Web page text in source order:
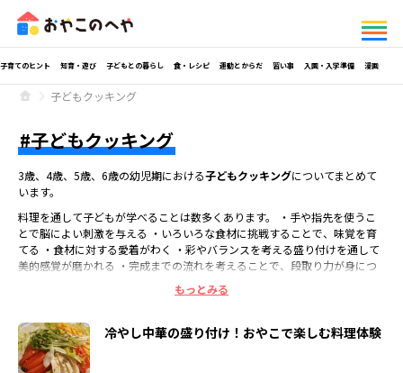
子育てのヒント 知育・遊び 子どもとの暮らし 食・レシピ 運動とからだ 習い事 入園・入学準備 漫画
子どもクッキング
子どもクッキング
3歳、4歳、5歳、6歳の幼児期における子どもクッキングについてまとめて
います。
料理を通して子どもが学べることは数多くあります。 ・手や指先を使うこ
とで脳によい刺激を与える ・いろいろな食材に挑戦することで、味覚を育
てる ・食材に対する愛着がわく ・彩やバランスを考える盛り付けを通して
美的感覚が磨かれる ・完成までの流れを考えることで、段取り力が身につ
く ・化学変化を利用した工程が学びになる ・食材や料理を作る人に対して
料理は生きていくうえで生活から切り離せないもの。 幼児期の小さなころ
からお手伝いで料理にふれることで、料理への関心の芽を伸ばしていくこと
ができます。
冷やし中華の盛り付け！おやこで楽しむ料理体験